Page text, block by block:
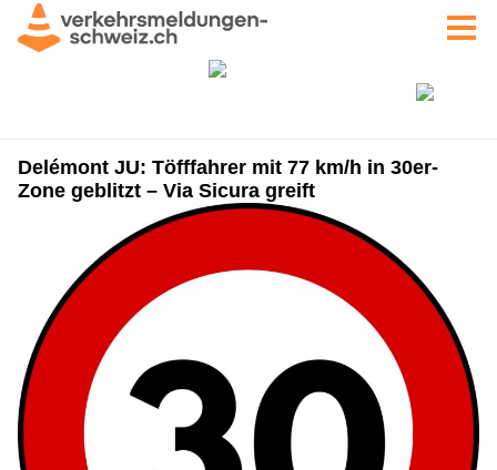
Delémont JU: Töfffahrer mit 77 km/h in 30er-
Zone geblitzt – Via Sicura greift